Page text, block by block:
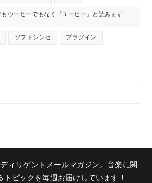
ウーヒーでもなく『ユーヒー』と読みます
ソフトシンセ プラグイン
ィリゲントメールマガジン。音楽に関
トピックを毎週お届けしています！